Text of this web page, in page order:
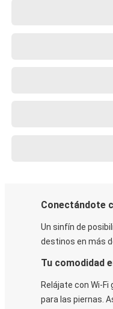
Conectándote
Un sinfín de
destinos en más
Tu comodidad
Relájate con Wi-
para las piernas.